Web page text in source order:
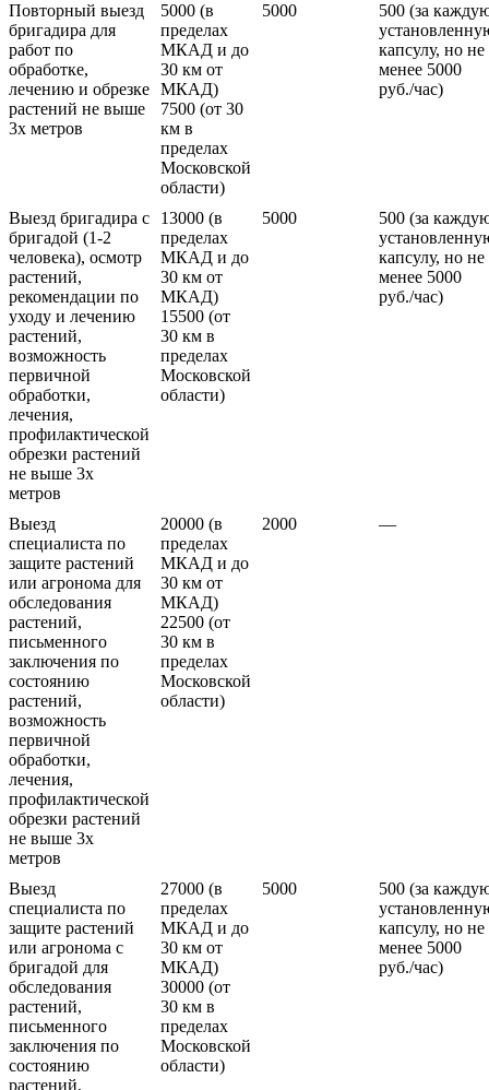
Повторный выезд
бригадира для
работ по
обработке,
лечению и обрезке
растений не выше
3х метров
5000 (в
пределах
МКАД и до
30 км от
МКАД)
7500 (от 30
км в
пределах
Московской
области)
5000
500 (за
капсулу, но не
менее 5000
руб./час)
Выезд бригадира с
бригадой (1-2
человека), осмотр
растений,
рекомендации по
уходу и лечению
растений,
возможность
первичной
обработки,
лечения,
профилактической
обрезки растений
не выше 3х
метров
13000 (в
пределах
МКАД и до
30 км от
МКАД)
15500 (от
30 км в
пределах
Московской
области)
5000
500 (за
капсулу, но не
менее 5000
руб./час)
Выезд
специалиста по
защите растений
или агронома для
обследования
растений,
письменного
заключения по
состоянию
растений,
возможность
первичной
обработки,
лечения,
профилактической
обрезки растений
не выше 3х
метров
20000 (в
пределах
МКАД и до
30 км от
МКАД)
22500 (от
30 км в
пределах
Московской
области)
2000 —
Выезд
специалиста по
защите растений
или агронома с
бригадой для
обследования
растений,
письменного
заключения по
состоянию
растений,
27000 (в
пределах
МКАД и до
30 км от
МКАД)
30000 (от
30 км в
пределах
Московской
области)
5000
500 (за
капсулу, но не
менее 5000
руб./час)